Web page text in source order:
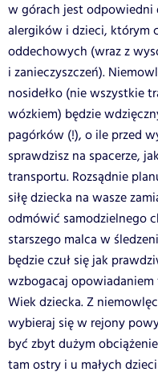
w górach jest odpowiedni
alergików i dzieci, którym
oddechowych (wraz z
i zanieczyszczeń).
nosidełko (nie wszystkie
wózkiem) będzie
pagórków (!), o ile przed
sprawdzisz na spacerze,
transportu. Rozsądnie
siłę dziecka na wasze
odmówić samodzielnego
starszego malca w
będzie czuł się jak
wzbogacaj
Wiek dziecka. Z
wybieraj się w rejony
być zbyt dużym
tam ostry i u małych